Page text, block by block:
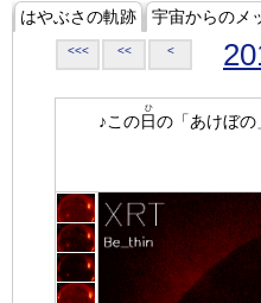
はやぶさの軌跡 宇宙からのメ
<<< << <
♪この日
ひ
の「あけぼの